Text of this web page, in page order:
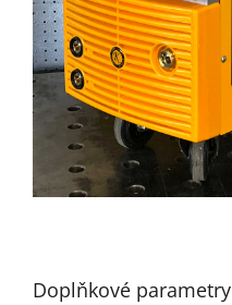
Doplňkové parametry